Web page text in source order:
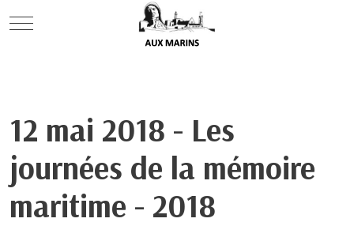
Mobile Menu Toggle
12 mai 2018 - Les
journées de la mémoire
maritime - 2018